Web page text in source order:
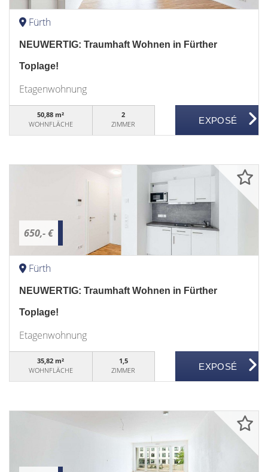
Fürth
NEUWERTIG: Traumhaft Wohnen in Fürther
Toplage!
Etagenwohnung
50,88 m²
WOHNFLÄCHE
2
ZIMMER
650,- €
Fürth
NEUWERTIG: Traumhaft Wohnen in Fürther
Toplage!
Etagenwohnung
35,82 m²
WOHNFLÄCHE
1,5
ZIMMER